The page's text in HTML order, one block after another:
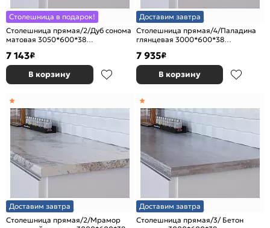
Столешница в подарок!
Столешница прямая/2/Дуб сонома
матовая 3050*600*38
7 143₽
В корзину
Доставим завтра
Столешница прямая/4/Паладина
глянцевая 3000*600*38
7 935₽
В корзину
Доставим завтра
Столешница прямая/2/Мрамор
Доставим завтра
Столешница прямая/3/ Бетон